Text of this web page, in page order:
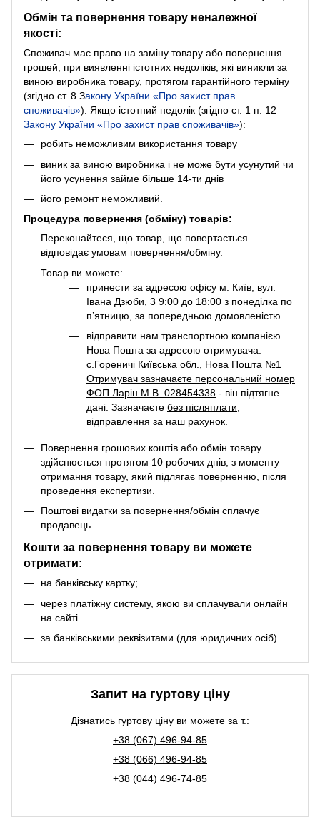
Обмін та повернення товару неналежної
якості:
Споживач має право на заміну товару або повернення
грошей, при виявленні істотних недоліків, які виникли за
виною виробника товару, протягом гарантійного терміну
(згідно ст. 8 Закону України «Про захист прав
споживачів»). Якщо істотний недолік (згідно ст. 1 п. 12
Закону України «Про захист прав споживачів»):
робить неможливим використання товару
виник за виною виробника і не може бути усунутий чи
його усунення займе більше 14-ти днів
його ремонт неможливий.
Процедура повернення (обміну) товарів:
Переконайтеся, що товар, що повертається
відповідає умовам повернення/обміну.
Товар ви можете:
принести за адресою офісу м. Київ, вул.
Івана Дзюби, 3 9:00 до 18:00 з понеділка по
п’ятницю, за попередньою домовленістю.
відправити нам транспортною компанією
Нова Пошта за адресою отримувача:
с.Гореничі Київська обл., Нова Пошта №1
Отримувач зазначаєте персональний номер
ФОП Ларін М.В. 028454338 - він підтягне
дані. Зазначаєте без післяплати,
відправлення за наш рахунок.
Повернення грошових коштів або обмін товару
здійснюється протягом 10 робочих днів, з моменту
отримання товару, який підлягає поверненню, після
проведення експертизи.
Поштові видатки за повернення/обмін сплачує
продавець.
Кошти за повернення товару ви можете
отримати:
на банківську картку;
через платіжну систему, якою ви сплачували онлайн
на сайті.
за банківськими реквізитами (для юридичних осіб).
Запит на гуртову ціну
Дізнатись гуртову ціну ви можете за т.:
+38 (067) 496-94-85
+38 (066) 496-94-85
+38 (044) 496-74-85